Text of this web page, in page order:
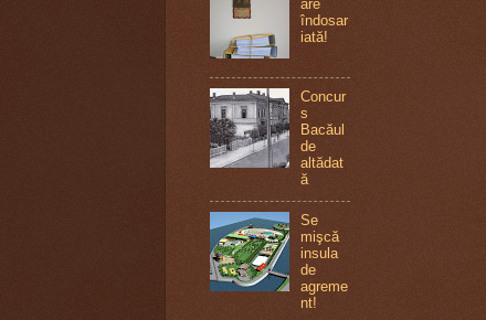
are
îndosar
iată!
Concur
s
Bacăul
de
altădat
ă
Se
mişcă
insula
de
agreme
nt!